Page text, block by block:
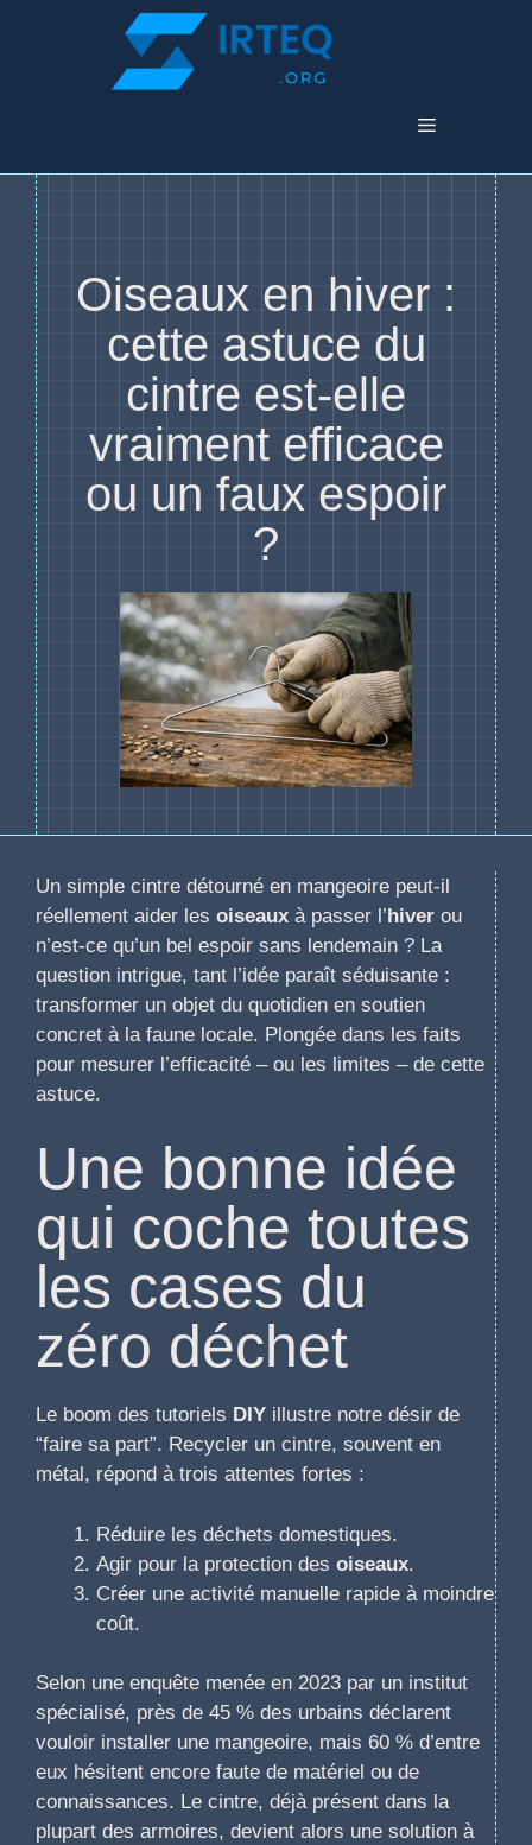
Menu
Oiseaux en hiver :
cette astuce du
cintre est-elle
vraiment efficace
ou un faux espoir
?
Un simple cintre détourné en mangeoire peut-il
réellement aider les oiseaux à passer l’hiver ou
n’est-ce qu’un bel espoir sans lendemain ? La
question intrigue, tant l’idée paraît séduisante :
transformer un objet du quotidien en soutien
concret à la faune locale. Plongée dans les faits
pour mesurer l’efficacité – ou les limites – de cette
astuce.
Une bonne idée
qui coche toutes
les cases du
zéro déchet
Le boom des tutoriels DIY illustre notre désir de
“faire sa part”. Recycler un cintre, souvent en
métal, répond à trois attentes fortes :
Réduire les déchets domestiques.
Agir pour la protection des oiseaux.
Créer une activité manuelle rapide à moindre
coût.
Selon une enquête menée en 2023 par un institut
spécialisé, près de 45 % des urbains déclarent
vouloir installer une mangeoire, mais 60 % d’entre
eux hésitent encore faute de matériel ou de
connaissances. Le cintre, déjà présent dans la
plupart des armoires, devient alors une solution à